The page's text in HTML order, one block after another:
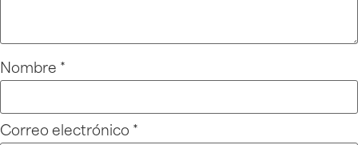
Nombre *
Correo electrónico *